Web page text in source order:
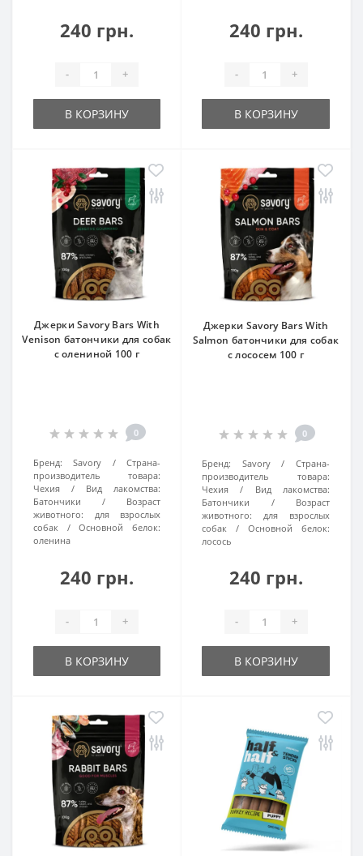
240 грн.
- +
В КОРЗИНУ
240 грн.
- +
В КОРЗИНУ
Джерки Savory Bars With
Venison батончики для собак
с олениной 100 г
0
Бренд: Savory
Страна-
производитель товара:
Чехия
Вид лакомства:
Батончики
Возраст
животного:
для взрослых
собак
Основной белок:
оленина
240 грн.
- +
В КОРЗИНУ
Джерки Savory Bars With
Salmon батончики для собак
с лососем 100 г
0
Бренд: Savory
Страна-
производитель товара:
Чехия
Вид лакомства:
Батончики
Возраст
животного:
для взрослых
собак
Основной белок:
лосось
240 грн.
- +
В КОРЗИНУ